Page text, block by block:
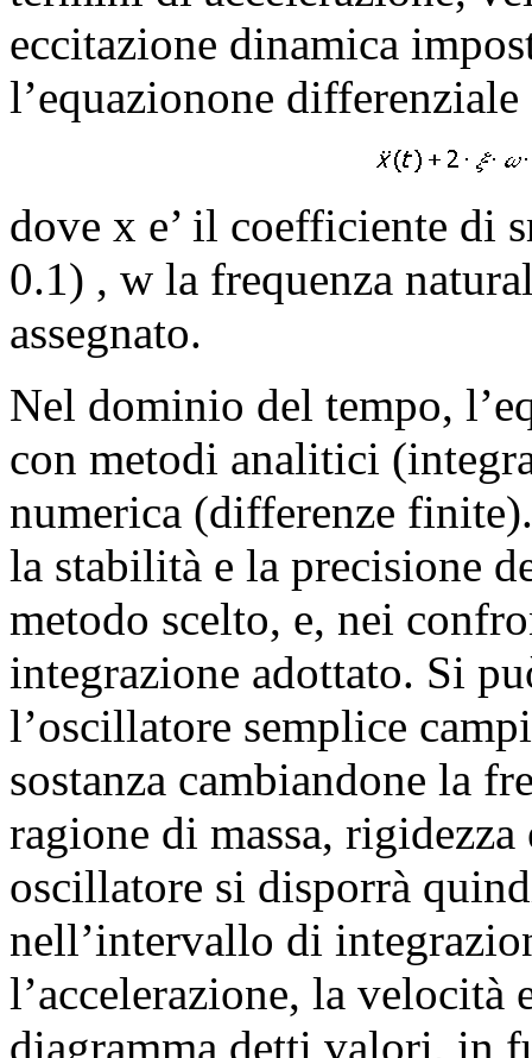
eccitazione dinamica
l’equazionone differenziale
dove x e’ il coefficiente di
0.1) , w la frequenza
assegnato.
Nel dominio del tempo,
con metodi analitici
numerica (differenze
la stabilità e la precisione
metodo scelto, e, nei
integrazione adottato. Si
l’oscillatore semplice
sostanza cambiandone la
ragione di massa,
oscillatore si disporrà
nell’intervallo di
l’accelerazione, la velocità
diagramma detti valori, in